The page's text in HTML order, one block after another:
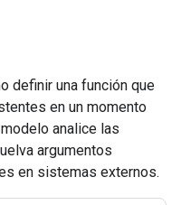
definir una función que
en un momento
analice las
argumentos
en sistemas externos.